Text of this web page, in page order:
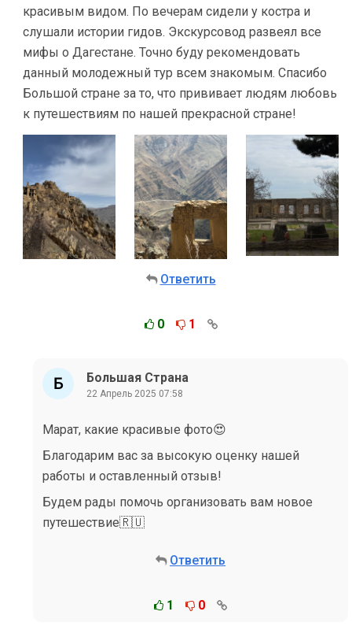
красивым видом. По вечерам сидели у костра и
слушали истории гидов. Экскурсовод развеял все
мифы о Дагестане. Точно буду рекомендовать
данный молодежный тур всем знакомым. Спасибо
Большой стране за то, что прививает людям любовь
к путешествиям по нашей прекрасной стране!
Ответить
0 1
Большая Страна
22 Апрель 2025 07:58
Марат, какие красивые фото😍
Благодарим вас за высокую оценку нашей
работы и оставленный отзыв!
Будем рады помочь организовать вам новое
путешествие🇷🇺
Ответить
1 0